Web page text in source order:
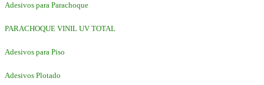
Adesivos para Parachoque
PARACHOQUE VINIL UV TOTAL
Adesivos para Piso
Adesivos Plotado